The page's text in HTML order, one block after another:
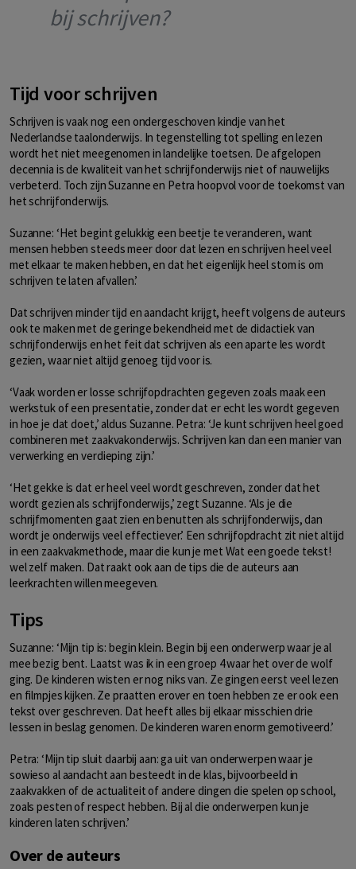
bij schrijven?
Tijd voor schrijven
Schrijven is vaak nog een ondergeschoven kindje van het
Nederlandse taalonderwijs. In tegenstelling tot spelling en lezen
wordt het niet meegenomen in landelijke toetsen. De afgelopen
decennia is de kwaliteit van het schrijfonderwijs niet of nauwelijks
verbeterd. Toch zijn Suzanne en Petra hoopvol voor de toekomst van
het schrijfonderwijs.
Suzanne: ‘Het begint gelukkig een beetje te veranderen, want
mensen hebben steeds meer door dat lezen en schrijven heel veel
met elkaar te maken hebben, en dat het eigenlijk heel stom is om
schrijven te laten afvallen.’
Dat schrijven minder tijd en aandacht krijgt, heeft volgens de auteurs
ook te maken met de geringe bekendheid met de didactiek van
schrijfonderwijs en het feit dat schrijven als een aparte les wordt
gezien, waar niet altijd genoeg tijd voor is.
‘Vaak worden er losse schrijfopdrachten gegeven zoals maak een
werkstuk of een presentatie, zonder dat er echt les wordt gegeven
in hoe je dat doet,’ aldus Suzanne. Petra: ‘Je kunt schrijven heel goed
combineren met zaakvakonderwijs. Schrijven kan dan een manier van
verwerking en verdieping zijn.’
‘Het gekke is dat er heel veel wordt geschreven, zonder dat het
wordt gezien als schrijfonderwijs,’ zegt Suzanne. ‘Als je die
schrijfmomenten gaat zien en benutten als schrijfonderwijs, dan
wordt je onderwijs veel effectiever.’ Een schrijfopdracht zit niet altijd
in een zaakvakmethode, maar die kun je met Wat een goede tekst!
wel zelf maken. Dat raakt ook aan de tips die de auteurs aan
leerkrachten willen meegeven.
Tips
Suzanne: ‘Mijn tip is: begin klein. Begin bij een onderwerp waar je al
mee bezig bent. Laatst was ik in een groep 4 waar het over de wolf
ging. De kinderen wisten er nog niks van. Ze gingen eerst veel lezen
en filmpjes kijken. Ze praatten erover en toen hebben ze er ook een
tekst over geschreven. Dat heeft alles bij elkaar misschien drie
lessen in beslag genomen. De kinderen waren enorm gemotiveerd.’
Petra: ‘Mijn tip sluit daarbij aan: ga uit van onderwerpen waar je
sowieso al aandacht aan besteedt in de klas, bijvoorbeeld in
zaakvakken of de actualiteit of andere dingen die spelen op school,
zoals pesten of respect hebben. Bij al die onderwerpen kun je
kinderen laten schrijven.’
Over de auteurs